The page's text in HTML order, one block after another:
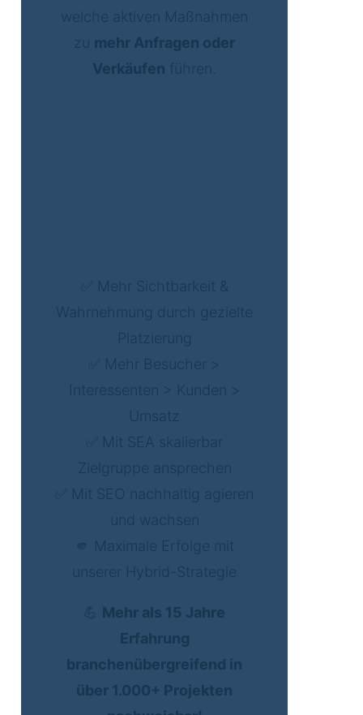
welche aktiven Maßnahmen
zu mehr Anfragen oder
Verkäufen führen.
✅ Mehr Sichtbarkeit &
Wahrnehmung durch gezielte
Platzierung
✅ Mehr Besucher >
Interessenten > Kunden >
Umsatz
✅ Mit SEA skalierbar
Zielgruppe ansprechen
✅ Mit SEO nachhaltig agieren
und wachsen
🫵 Maximale Erfolge mit
unserer Hybrid-Strategie
💪 Mehr als 15 Jahre
Erfahrung
branchenübergreifend in
über 1.000+ Projekten